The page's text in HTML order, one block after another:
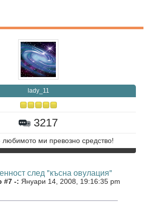
lady_11
3217
ми превозно средство!
след "късна овулация"
#7 -: Януари 14, 2008, 19:16:35 pm